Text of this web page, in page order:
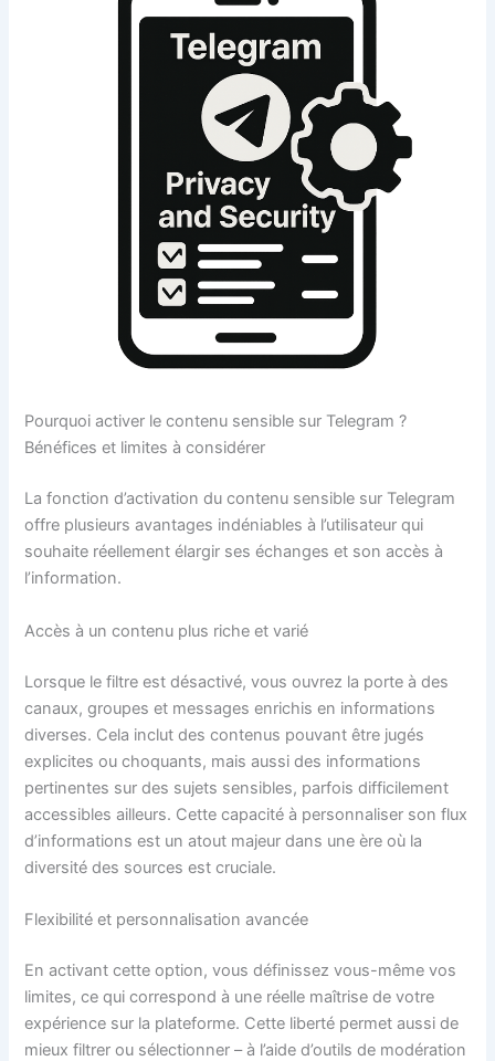
Pourquoi activer le contenu sensible sur Telegram ?
Bénéfices et limites à considérer
La fonction d’activation du contenu sensible sur Telegram
offre plusieurs avantages indéniables à l’utilisateur qui
souhaite réellement élargir ses échanges et son accès à
l’information.
Accès à un contenu plus riche et varié
Lorsque le filtre est désactivé, vous ouvrez la porte à des
canaux, groupes et messages enrichis en informations
diverses. Cela inclut des contenus pouvant être jugés
explicites ou choquants, mais aussi des informations
pertinentes sur des sujets sensibles, parfois difficilement
accessibles ailleurs. Cette capacité à personnaliser son flux
d’informations est un atout majeur dans une ère où la
diversité des sources est cruciale.
Flexibilité et personnalisation avancée
En activant cette option, vous définissez vous-même vos
limites, ce qui correspond à une réelle maîtrise de votre
expérience sur la plateforme. Cette liberté permet aussi de
mieux filtrer ou sélectionner – à l’aide d’outils de modération